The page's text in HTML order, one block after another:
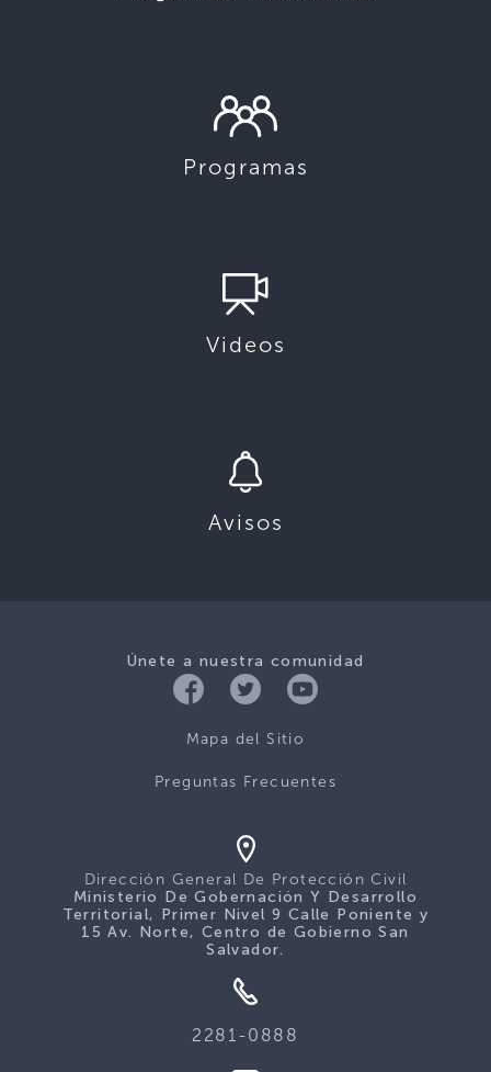
Programas
Videos
Avisos
Únete a nuestra comunidad
Mapa del Sitio
Preguntas Frecuentes
Dirección General De Protección Civil
Ministerio De Gobernación Y Desarrollo
Territorial, Primer Nivel 9 Calle Poniente y
15 Av. Norte, Centro de Gobierno San
Salvador.
2281-0888